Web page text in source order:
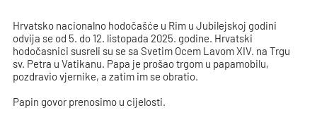
Hrvatsko nacionalno hodočašće u Rim u Jubilejskoj godini
odvija se od 5. do 12. listopada 2025. godine. Hrvatski
hodočasnici susreli su se sa Svetim Ocem Lavom XIV. na Trgu
sv. Petra u Vatikanu. Papa je prošao trgom u papamobilu,
pozdravio vjernike, a zatim im se obratio.
Papin govor prenosimo u cijelosti.